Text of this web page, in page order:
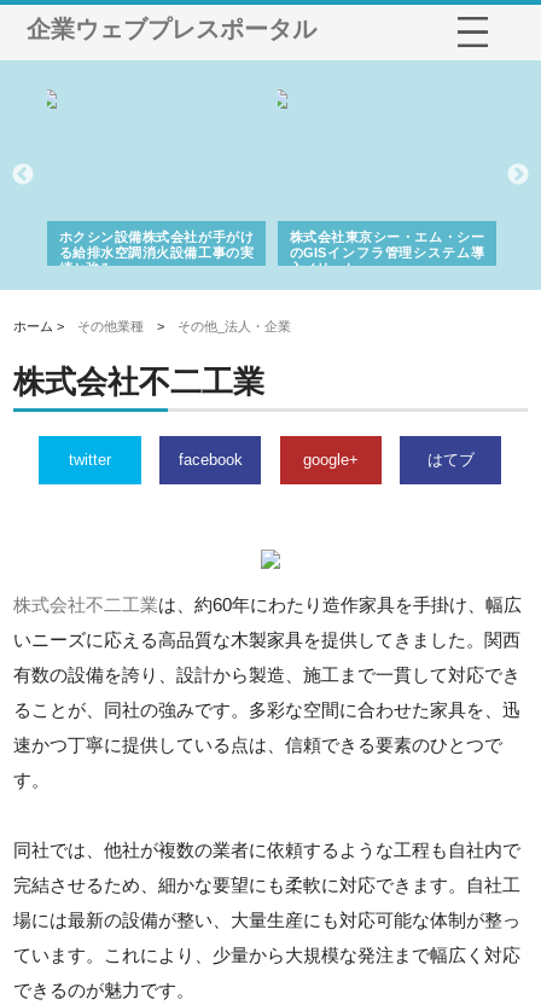
企業ウェブプレスポータル
ホクシン設備株式会社が手がけ
る給排水空調消火設備工事の実
績と強み
株式会社東京シー・エム・シー
のGISインフラ管理システム導
入メリット
ホーム > その他業種 > その他_法人・企業
株式会社不二工業
twitter facebook google+ はてブ
株式会社不二工業は、約60年にわたり造作家具を手掛け、幅広
いニーズに応える高品質な木製家具を提供してきました。関西
有数の設備を誇り、設計から製造、施工まで一貫して対応でき
ることが、同社の強みです。多彩な空間に合わせた家具を、迅
速かつ丁寧に提供している点は、信頼できる要素のひとつで
す。
同社では、他社が複数の業者に依頼するような工程も自社内で
完結させるため、細かな要望にも柔軟に対応できます。自社工
場には最新の設備が整い、大量生産にも対応可能な体制が整っ
ています。これにより、少量から大規模な発注まで幅広く対応
できるのが魅力です。